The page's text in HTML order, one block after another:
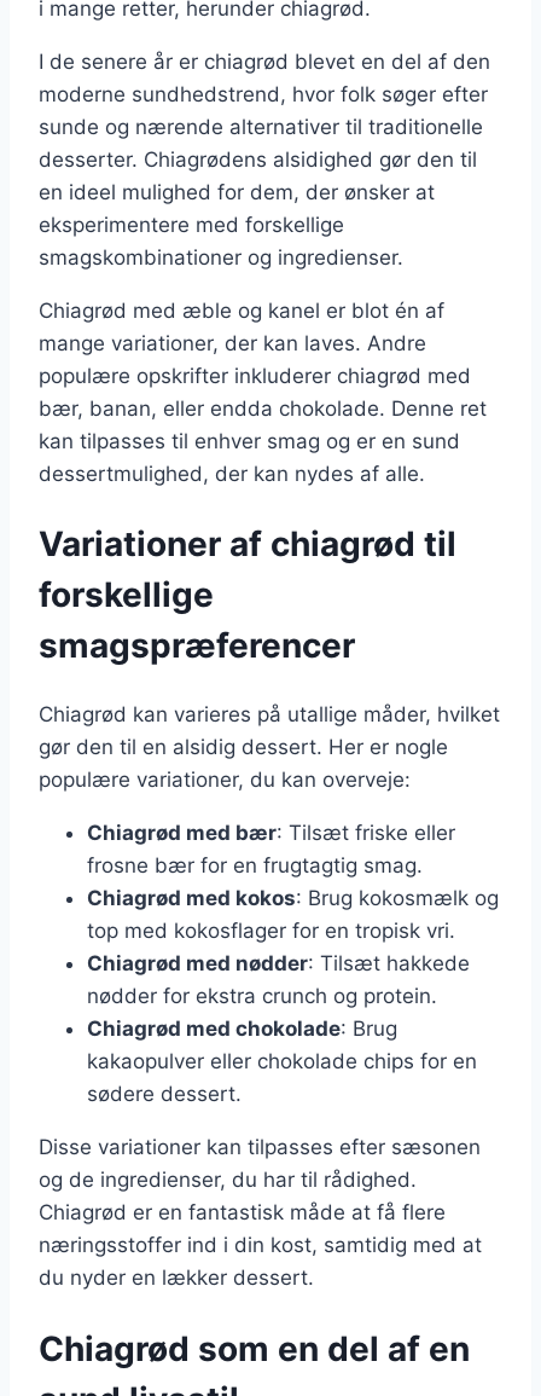
i mange retter, herunder chiagrød.
I de senere år er chiagrød blevet en del af den
moderne sundhedstrend, hvor folk søger efter
sunde og nærende alternativer til traditionelle
desserter. Chiagrødens alsidighed gør den til
en ideel mulighed for dem, der ønsker at
eksperimentere med forskellige
smagskombinationer og ingredienser.
Chiagrød med æble og kanel er blot én af
mange variationer, der kan laves. Andre
populære opskrifter inkluderer chiagrød med
bær, banan, eller endda chokolade. Denne ret
kan tilpasses til enhver smag og er en sund
dessertmulighed, der kan nydes af alle.
Variationer af chiagrød til
forskellige
smagspræferencer
Chiagrød kan varieres på utallige måder, hvilket
gør den til en alsidig dessert. Her er nogle
populære variationer, du kan overveje:
Chiagrød med bær: Tilsæt friske eller
frosne bær for en frugtagtig smag.
Chiagrød med kokos: Brug kokosmælk og
top med kokosflager for en tropisk vri.
Chiagrød med nødder: Tilsæt hakkede
nødder for ekstra crunch og protein.
Chiagrød med chokolade: Brug
kakaopulver eller chokolade chips for en
sødere dessert.
Disse variationer kan tilpasses efter sæsonen
og de ingredienser, du har til rådighed.
Chiagrød er en fantastisk måde at få flere
næringsstoffer ind i din kost, samtidig med at
du nyder en lækker dessert.
Chiagrød som en del af en